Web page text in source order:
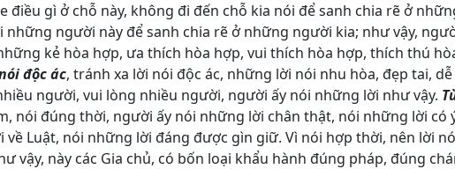
điều gì ở chỗ này, không đi đến chỗ kia nói để sanh chia rẽ ở
những người này để sanh chia rẽ ở những người kia; như vậy,
kẻ hòa hợp, ưa thích hòa hợp, vui thích hòa hợp, thích thú
độc ác, tránh xa lời nói độc ác, những lời nói nhu hòa, đẹp tai,
người, vui lòng nhiều người, người ấy nói những lời như vậy.
nói đúng thời, người ấy nói những lời chân thật, nói những lời có
Luật, nói những lời đáng được gìn giữ. Vì nói hợp thời, nên lời
vậy, này các Gia chủ, có bốn loại khẩu hành đúng pháp, đúng